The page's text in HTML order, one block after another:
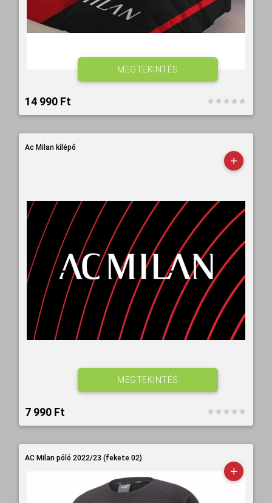
14 990 Ft‎
MEGTEKINTÉS
Ac Milan kilépő
7 990 Ft‎
MEGTEKINTÉS
AC Milan póló 2022/23 (fekete 02)